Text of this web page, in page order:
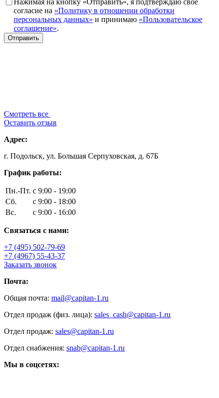
Нажимая на кнопку «Отправить», я подтверждаю свое
согласие на «Политику в отношении обработки
персональных данных» и принимаю «Пользовательское
соглашение».
Смотреть все
Оставить отзыв
Адрес:
г. Подольск, ул. Большая Серпуховская, д. 67Б
График работы:
Пн.-Пт. с 9:00 - 19:00
Сб.
с 9:00 - 18:00
Вс.
с 9:00 - 16:00
Связаться с нами:
+7 (495) 502-79-69
+7 (4967) 55-43-37
Заказать звонок
Почта:
Общая почта: mail@capitan-1.ru
Отдел продаж (физ. лица): sales_cash@capitan-1.ru
Отдел продаж: sales@capitan-1.ru
Отдел снабжения: snab@capitan-1.ru
Мы в соцсетях: